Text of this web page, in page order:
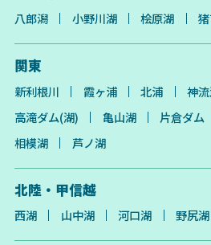
八郎潟 小野川湖 桧原湖
関東
新利根川 霞ヶ浦 北浦 神
高滝ダム(湖)
亀山湖 片倉ダム
相模湖
芦ノ湖
北陸・甲信越
西湖 山中湖 河口湖 野尻湖